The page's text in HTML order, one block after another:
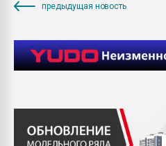
предыдущая новость